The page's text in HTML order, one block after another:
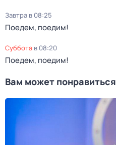
Завтра в 08:25
Поедем, поедим!
суббота в 08:20
Поедем, поедим!
Вам может понравиться